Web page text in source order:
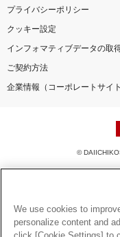
プライバシーポリシー
クッキー設定
インフォマティブデータの取
ご契約方法
企業情報（コーポレートサイト
©
このサイトに掲載されている一
を問わず、著作権法の定める範
とを禁じます。
楽曲及びコンテンツは、機種に
We use cookies to
personalize content and